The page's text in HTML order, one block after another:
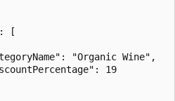
[
"Organic Wine",
19